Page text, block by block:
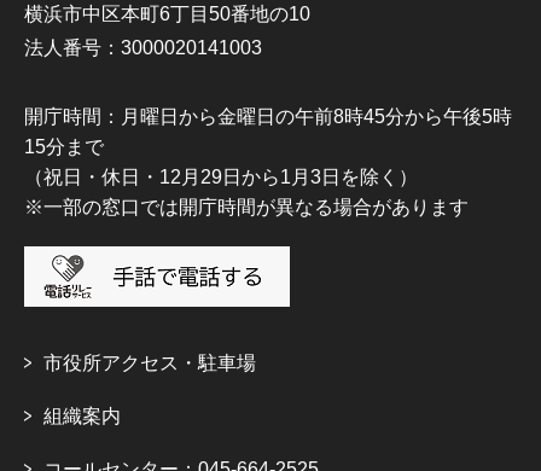
横浜市中区本町6丁目50番地の10
法人番号：3000020141003
開庁時間：月曜日から金曜日の午前8時45分から午後5時
15分まで
（祝日・休日・12月29日から1月3日を除く）
※一部の窓口では開庁時間が異なる場合があります
市役所アクセス・駐車場
組織案内